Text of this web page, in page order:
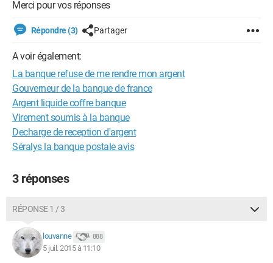
Merci pour vos réponses
Répondre (3) Partager
A voir également:
La banque refuse de me rendre mon argent
Gouverneur de la banque de france
Argent liquide coffre banque
Virement soumis à la banque
Decharge de reception d'argent
Séralys la banque postale avis
3 réponses
RÉPONSE 1 / 3
louvanne 888
5 juil. 2015 à 11:10